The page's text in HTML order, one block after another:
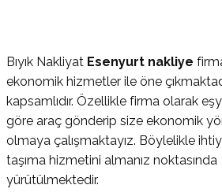
Bıyık Nakliyat Esenyurt nakliye
ekonomik hizmetler ile öne
kapsamlıdır. Özellikle firma olarak
göre araç gönderip size ekonomik
olmaya çalışmaktayız. Böylelikle
taşıma hizmetini almanız
yürütülmektedir.